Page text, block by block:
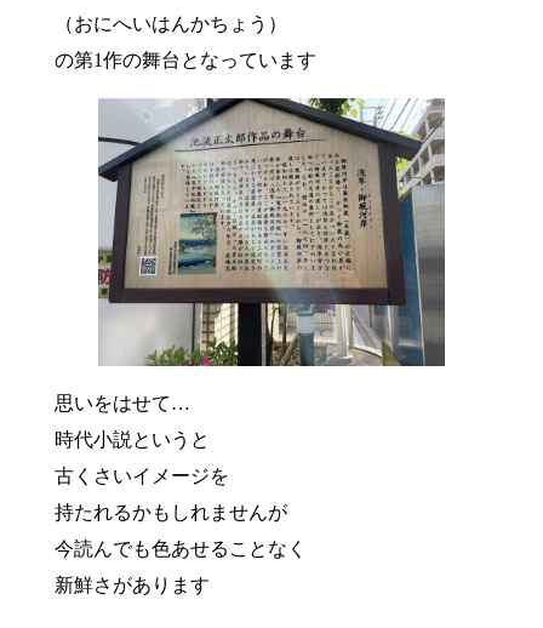
（おにへいはんかちょう）
の第1作の舞台となっています
思いをはせて…
時代小説というと
古くさいイメージを
持たれるかもしれませんが
今読んでも色あせることなく
新鮮さがあります